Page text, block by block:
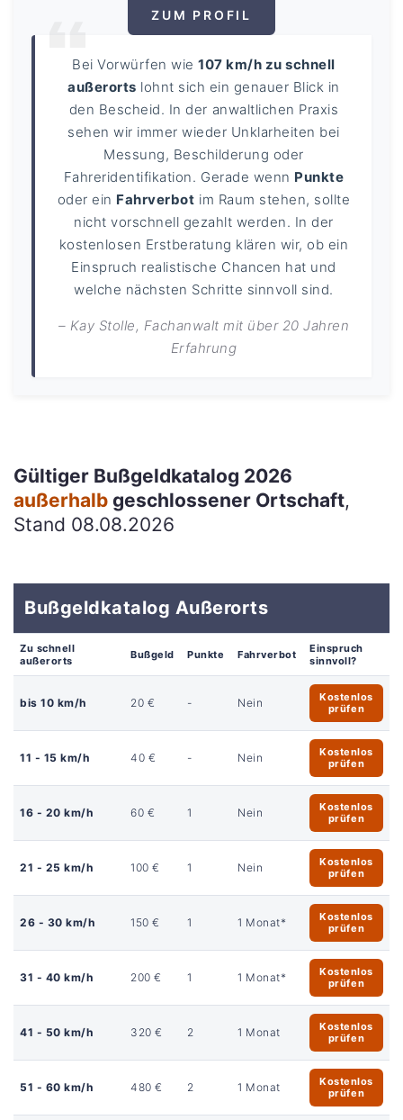
ZUM PROFIL
Bei Vorwürfen wie107 km/h zu schnell
außerorts lohnt sich ein genauer Blick in
den Bescheid. In der anwaltlichen Praxis
sehen wir immer wieder Unklarheiten bei
Messung, Beschilderung oder
Fahreridentifikation. Gerade wenn Punkte
oder ein Fahrverbot im Raum stehen, sollte
nicht vorschnell gezahlt werden. In der
kostenlosen Erstberatung klären wir, ob ein
Einspruch realistische Chancen hat und
welche nächsten Schritte sinnvoll sind.
– Kay Stolle, Fachanwalt mit über 20 Jahren
Erfahrung
Gültiger Bußgeldkatalog 2026
außerhalb geschlossener Ortschaft,
Stand 08.08.2026
Bußgeldkatalog Außerorts
Zu schnell
außerorts
Bußgeld Punkte Fahrverbot
Einspruch
sinnvoll?
bis 10 km/h 20 € - Nein
Kostenlos
prüfen
11 - 15 km/h 40 € - Nein
Kostenlos
prüfen
16 - 20 km/h 60 € 1 Nein
Kostenlos
prüfen
21 - 25 km/h 100 € 1 Nein
Kostenlos
prüfen
26 - 30 km/h 150 € 1 1 Monat*
Kostenlos
prüfen
31 - 40 km/h 200 € 1 1 Monat*
Kostenlos
prüfen
41 - 50 km/h 320 € 2 1 Monat
Kostenlos
prüfen
51 - 60 km/h 480 € 2 1 Monat
Kostenlos
prüfen